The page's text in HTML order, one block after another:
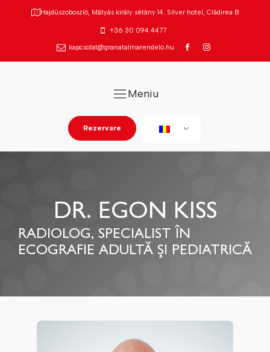
Hajdúszoboszló, Mátyás király sétány 14. Silver hotel, Clădirea B
+36 30 094 4477
kapcsolat@granatalmarendelo.hu
Meniu
Rezervare
DR. EGON KISS
RADIOLOG, SPECIALIST ÎN
ECOGRAFIE ADULTĂ ȘI PEDIATRICĂ